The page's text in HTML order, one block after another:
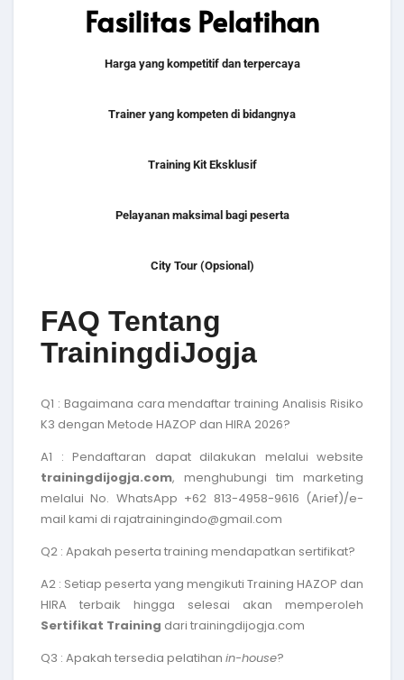
Fasilitas Pelatihan
Harga yang kompetitif dan terpercaya
Trainer yang kompeten di bidangnya
Training Kit Eksklusif
Pelayanan maksimal bagi peserta
City Tour (Opsional)
FAQ Tentang
TrainingdiJogja
Q1 : Bagaimana cara mendaftartraining Analisis Risiko
K3 dengan Metode HAZOP dan HIRA 2026?
A1 : Pendaftaran dapat dilakukan melalui website
trainingdijogja.com, menghubungi tim marketing
melalui No. WhatsApp +62 813-4958-9616 (Arief)/e-
mail kami di rajatrainingindo@gmail.com
Q2 : Apakah peserta training mendapatkan sertifikat?
A2 : Setiap peserta yang mengikuti Training HAZOP dan
HIRA terbaik hingga selesai akan memperoleh
Sertifikat Training dari trainingdijogja.com
Q3 : Apakah tersedia pelatihan in-house?